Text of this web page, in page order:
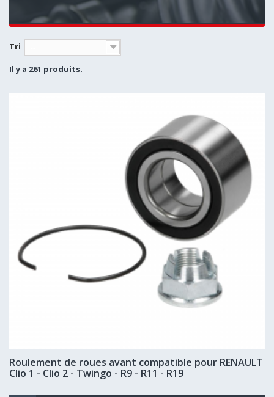
Tri --
Il y a 261 produits.
Roulement de roues avant compatible pour RENAULT
Clio 1 - Clio 2 - Twingo - R9 - R11 - R19